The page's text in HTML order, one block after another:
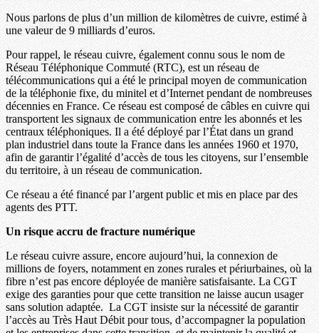
Nous parlons de plus d’un million de kilomètres de cuivre, estimé à
une valeur de 9 milliards d’euros.
Pour rappel, le réseau cuivre, également connu sous le nom de
Réseau Téléphonique Commuté (RTC), est un réseau de
télécommunications qui a été le principal moyen de communication
de la téléphonie fixe, du minitel et d’Internet pendant de nombreuses
décennies en France. Ce réseau est composé de câbles en cuivre qui
transportent les signaux de communication entre les abonnés et les
centraux téléphoniques. Il a été déployé par l’État dans un grand
plan industriel dans toute la France dans les années 1960 et 1970,
afin de garantir l’égalité d’accès de tous les citoyens, sur l’ensemble
du territoire, à un réseau de communication.
Ce réseau a été financé par l’argent public et mis en place par des
agents des PTT.
Un risque accru de fracture numérique
Le réseau cuivre assure, encore aujourd’hui, la connexion de
millions de foyers, notamment en zones rurales et périurbaines, où la
fibre n’est pas encore déployée de manière satisfaisante. La CGT
exige des garanties pour que cette transition ne laisse aucun usager
sans solution adaptée. La CGT insiste sur la nécessité de garantir
l’accès au Très Haut Débit pour tous, d’accompagner la population